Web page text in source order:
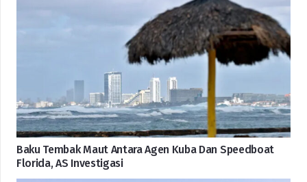
Baku Tembak Maut Antara Agen Kuba Dan Speedboat
Florida, AS Investigasi